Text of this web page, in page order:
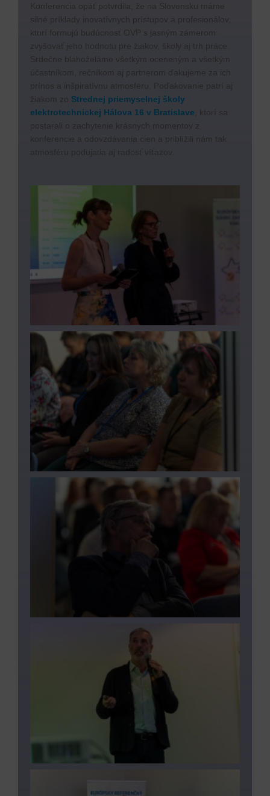
Konferencia opäť potvrdila, že na Slovensku máme
silné príklady inovatívnych prístupov a profesionálov,
ktorí formujú budúcnosť OVP s jasným zámerom:
zvyšovať jeho hodnotu pre žiakov, školy aj trh práce.
Srdečne blahoželáme všetkým oceneným a všetkým
účastníkom, rečníkom aj partnerom ďakujeme za ich
prínos a inšpiratívnu atmosféru. Poďakovanie patrí aj
žiakom zo Strednej priemyselnej školy
elektrotechnickej Hálova 16 v Bratislave , ktorí sa
postarali o zachytenie krásnych momentov z
konferencie a odovzdávania cien a priblížili nám tak
atmosféru podujatia aj radosť víťazov.